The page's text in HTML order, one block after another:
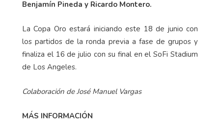
Benjamín Pineda y Ricardo Montero.
La Copa Oro estará iniciando este 18 de junio con
los partidos de la ronda previa a fase de grupos y
finaliza el 16 de julio con su final en el SoFi Stadium
de Los Angeles.
Colaboración de José Manuel Vargas
MÁS INFORMACIÓN